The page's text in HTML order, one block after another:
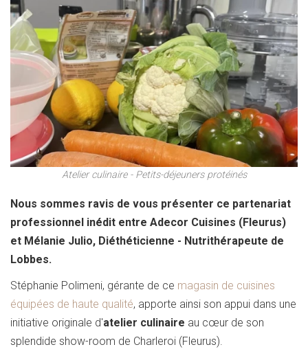
Atelier culinaire - Petits-déjeuners protéinés
Nous sommes ravis de vous présenter ce partenariat
professionnel inédit entre Adecor Cuisines (Fleurus)
et Mélanie Julio, Diéthéticienne - Nutrithérapeute de
Lobbes.
Stéphanie Polimeni, gérante de ce magasin de cuisines
équipées de haute qualité, apporte ainsi son appui dans une
initiative originale d'atelier culinaire au cœur de son
splendide show-room de Charleroi (Fleurus).